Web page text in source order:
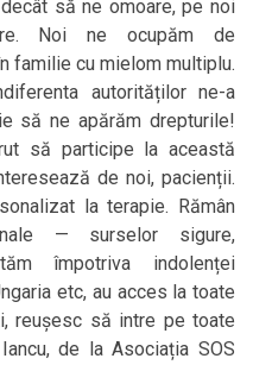
să ne omoare, pe noi
Noi ne ocupăm de
familie cu mielom multiplu.
autorităților ne-a
să ne apărăm drepturile!
să participe la această
de noi, pacienții.
la terapie. Rămân
— surselor sigure,
împotriva indolenței
etc, au acces la toate
reușesc să intre pe toate
de la Asociația SOS